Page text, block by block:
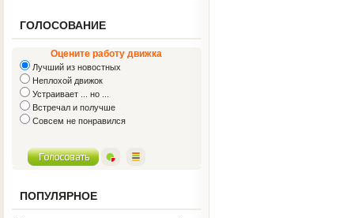
ГОЛОСОВАНИЕ
Оцените работу движка
Лучший из новостных
Неплохой движок
Устраивает ... но ...
Встречал и получше
Совсем не понравился
ПОПУЛЯРНОЕ